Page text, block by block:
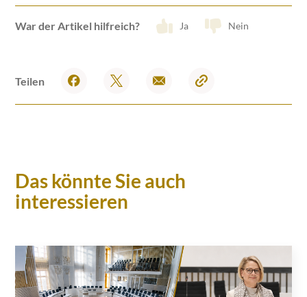
War der Artikel hilfreich? Ja Nein
Teilen
Das könnte Sie auch
interessieren